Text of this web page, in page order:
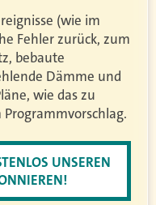
(wie im
Fehler zurück, zum
bebaute
Dämme und
wie das zu
UNSEREN